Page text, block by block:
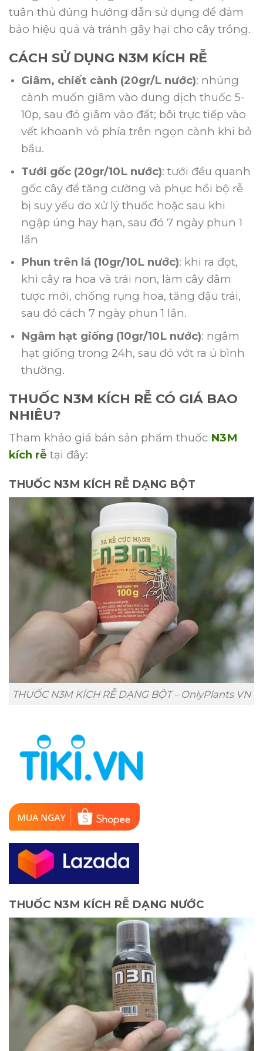
tuân thủ đúng hướng dẫn sử dụng để đảm
bảo hiệu quả và tránh gây hại cho cây trồng.
CÁCH SỬ DỤNG N3M KÍCH RỄ
Giâm, chiết cành (20gr/L nước): nhúng
cành muốn giâm vào dung dịch thuốc 5-
10p, sau đó giâm vào đất; bôi trực tiếp vào
vết khoanh vỏ phía trên ngọn cành khi bỏ
bầu.
Tưới gốc (20gr/10L nước): tưới đều quanh
gốc cây để tăng cường và phục hồi bộ rễ
bị suy yếu do xử lý thuốc hoặc sau khi
ngập úng hay hạn, sau đó 7 ngày phun 1
lần
Phun trên lá (10gr/10L nước): khi ra đọt,
khi cây ra hoa và trái non, làm cây đâm
tược mới, chống rụng hoa, tăng đậu trái,
sau đó cách 7 ngày phun 1 lần.
Ngâm hạt giống (10gr/10L nước): ngâm
hạt giống trong 24h, sau đó vớt ra ủ bình
thường.
THUỐC N3M KÍCH RỄ CÓ GIÁ BAO
NHIÊU?
Tham khảo giá bán sản phẩm thuốc N3M
kích rễ tại đây:
THUỐC N3M KÍCH RỄ DẠNG BỘT
THUỐC N3M KÍCH RỄ DẠNG BỘT – OnlyPlants VN
THUỐC N3M KÍCH RỄ DẠNG NƯỚC